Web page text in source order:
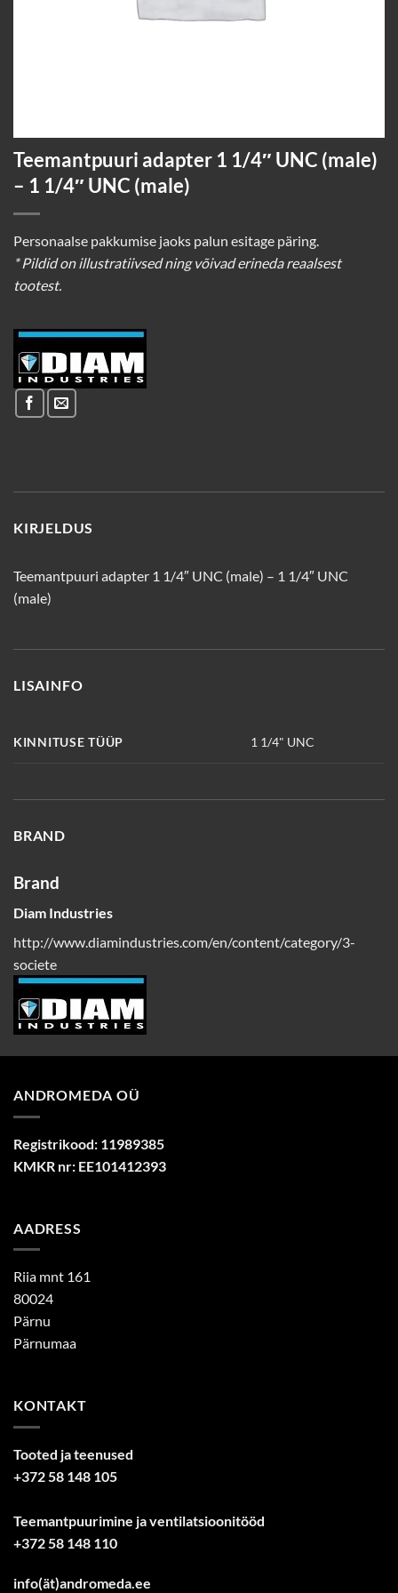
Teemantpuuri adapter 1 1/4″ UNC (male)
– 1 1/4″ UNC (male)
Personaalse pakkumise jaoks palun esitage päring.
* Pildid on illustratiivsed ning võivad erineda reaalsest
tootest.
KIRJELDUS
Teemantpuuri adapter 1 1/4″ UNC (male) – 1 1/4″ UNC
(male)
LISAINFO
KINNITUSE TÜÜP 1 1/4" UNC
BRAND
Brand
Diam Industries
http://www.diamindustries.com/en/content/category/3-
societe
ANDROMEDA OÜ
Registrikood: 11989385
KMKR nr: EE101412393
AADRESS
Riia mnt 161
80024
Pärnu
Pärnumaa
KONTAKT
Tooted ja teenused
+372 58 148 105
Teemantpuurimine ja ventilatsioonitööd
+372 58 148 110
info(ät)andromeda.ee